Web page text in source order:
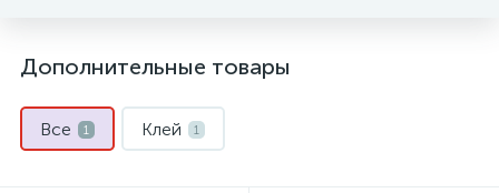
Дополнительные товары
Все 1 Клей 1